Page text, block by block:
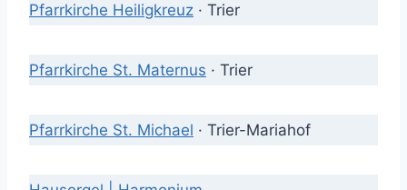
Pfarrkirche Heiligkreuz · Trier
Pfarrkirche St. Maternus · Trier
Pfarrkirche St. Michael · Trier-Mariahof